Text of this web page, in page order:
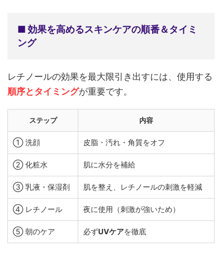
■ 効果を高めるスキンケアの順番＆タイミ
ング
レチノールの効果を最大限引き出すには、使用する
順序とタイミングが重要です。
ステップ 内容
① 洗顔 皮脂・汚れ・角質をオフ
② 化粧水 肌に水分を補給
③ 乳液・保湿剤 肌を整え、レチノールの刺激を軽減
④ レチノール 夜に使用（刺激が強いため）
⑤ 朝のケア 必ずUVケアを徹底